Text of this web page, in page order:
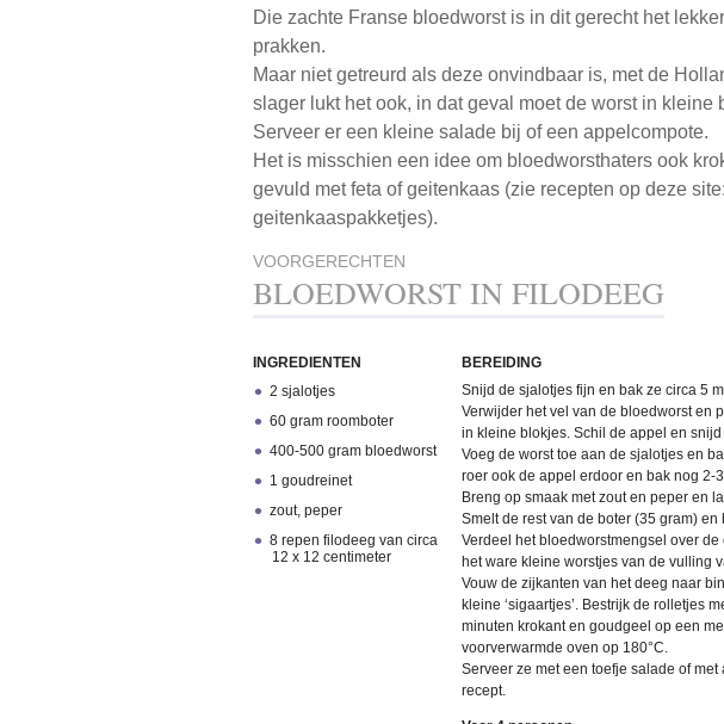
Die zachte Franse bloedworst is in dit gerecht het
prakken.
Maar niet getreurd als deze onvindbaar is, met de
slager lukt het ook, in dat geval moet de worst in kleine
Serveer er een kleine salade bij of een appelcompote.
Het is misschien een idee om bloedworsthaters ook
gevuld met feta of geitenkaas (zie recepten op deze
geitenkaaspakketjes).
VOORGERECHTEN
BLOEDWORST IN FILODEEG
INGREDIENTEN
2 sjalotjes
60 gram roomboter
400-500 gram bloedworst
1 goudreinet
zout, peper
8 repen filodeeg van circa
12 x 12 centimeter
BEREIDING
Snijd de sjalotjes fijn en bak ze circa 5
Verwijder het vel van de bloedworst en
in kleine blokjes. Schil de appel en
Voeg de worst toe aan de sjalotjes en
roer ook de appel erdoor en bak nog 2-
Breng op smaak met zout en peper en
Smelt de rest van de boter (35 gram)
Verdeel het bloedworstmengsel over
het ware kleine worstjes van de vulling
Vouw de zijkanten van het deeg naar
kleine ‘sigaartjes’. Bestrijk de rolletjes
minuten krokant en goudgeel op een
voorverwarmde oven op 180°C.
Serveer ze met een toefje salade of
recept.